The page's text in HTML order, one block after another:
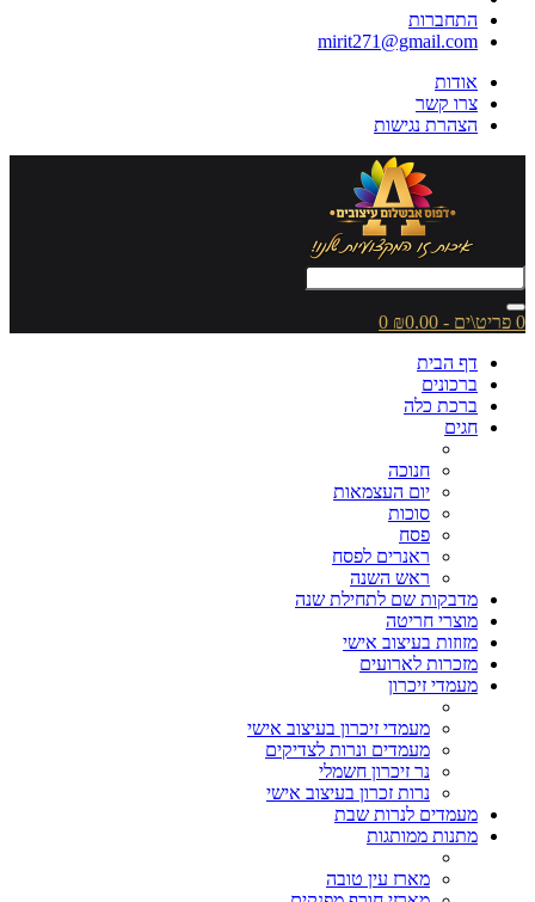
התחברות
mirit271@gmail.com
אודות
צרו קשר
הצהרת נגישות
0 פריט\ים - ₪0.00
0
דף הבית
ברכונים
ברכת כלה
חגים
חנוכה
יום העצמאות
סוכות
פסח
ראנרים לפסח
ראש השנה
מדבקות שם לתחילת שנה
מוצרי חריטה
מזוזות בעיצוב אישי
מזכרות לארועים
מעמדי זיכרון
מעמדי זיכרון בעיצוב אישי
מעמדים ונרות לצדיקים
נר זיכרון חשמלי
נרות זכרון בעיצוב אישי
מעמדים לנרות שבת
מתנות ממותגות
מארז עין טובה